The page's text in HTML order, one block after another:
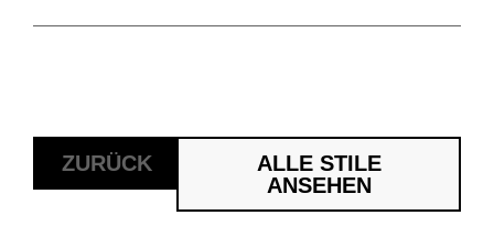
ZURÜCK
ALLE STILE
ANSEHEN